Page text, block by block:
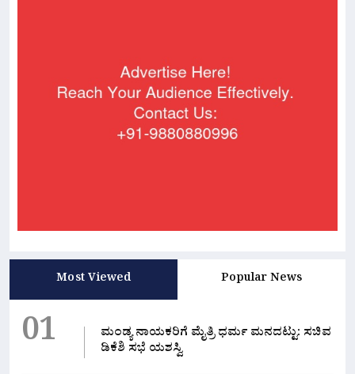
Most Viewed Popular News
01
ಮಂಡ್ಯ ನಾಯಕರಿಗೆ ಮೈತ್ರಿ ಧರ್ಮ ಮನದಟ್ಟು: ಸಚಿವ
ಡಿಕೆಶಿ ಸಭೆ ಯಶಸ್ವಿ